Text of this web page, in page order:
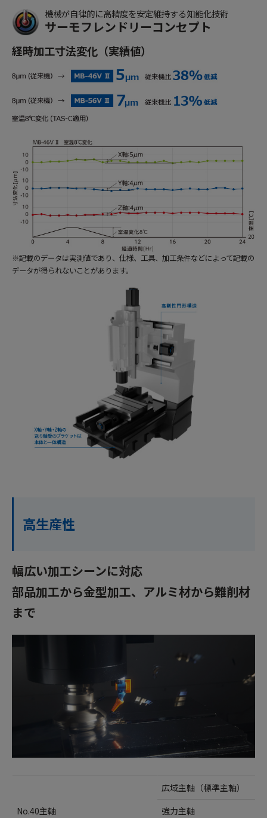
機械が自律的に高精度を安定維持する知能化技術
サーモフレンドリーコンセプト
経時加工寸法変化（実績値）
※記載のデータは実測値であり、仕様、工具、加工条件などによって記載の
データが得られないことがあります。
高生産性
幅広い加工シーンに対応
部品加工から金型加工、アルミ材から難削材
まで
No.40主軸
広域主軸（標準主軸）
強力主軸